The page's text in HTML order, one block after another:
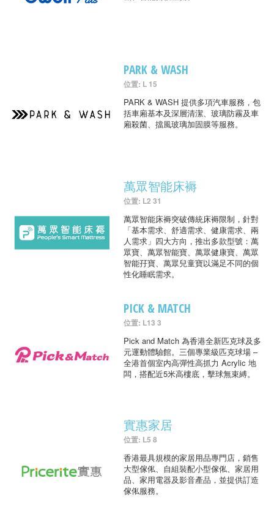
PARK & WASH
位置: L 15
PARK & WASH 提供多項汽車服務，包
括車廂基本及深層清潔、玻璃防霧及車
廂殺菌、擋風玻璃加固膜等服務。
萬眾智能床褥
位置: L2 31
萬眾智能床褥突破傳統床褥限制，針對
「基本需求、舒適需求、健康需求、兩
人需求」四大方向，推出多款型號：萬
眾寶、萬眾智能寶、萬眾健康寶、萬眾
智能孖寶、萬眾兒童寶以滿足不同的個
性化睡眠需求。
PICK & MATCH
位置: L13 3
Pick and Match 為香港全新匹克球及多
元運動體驗館。三個專業級匹克球場 –
全港首個室内高彈性高抓力 Acrylic 地
闆，搭配近5米高樓底，擊球無束縛。
實惠家居
位置: L5 8
香港最具規模的家居用品專門店，銷售
大型傢俬、自組裝配小型傢俬、家居用
品、家用電器及影音產品，並提供訂造
傢俬服務。